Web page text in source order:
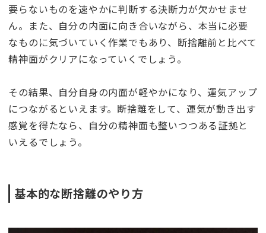
要らないものを速やかに判断する決断力が欠かせませ
ん。また、自分の内面に向き合いながら、本当に必要
なものに気づいていく作業でもあり、断捨離前と比べて
精神面がクリアになっていくでしょう。
その結果、自分自身の内面が軽やかになり、運気アップ
につながるといえます。断捨離をして、運気が動き出す
感覚を得たなら、自分の精神面も整いつつある証拠と
いえるでしょう。
基本的な断捨離のやり方